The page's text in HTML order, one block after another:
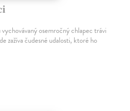
osemročný chlapec trávi
zažíva čudesné udalosti, ktoré ho